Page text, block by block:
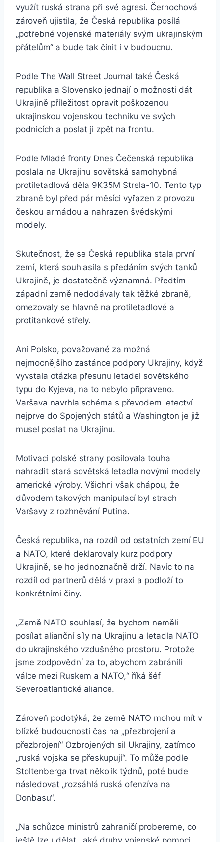
využít ruská strana při své agresi. Černochová
zároveň ujistila, že Česká republika posílá
„potřebné vojenské materiály svým ukrajinským
přátelům“ a bude tak činit i v budoucnu.
Podle The Wall Street Journal také Česká
republika a Slovensko jednají o možnosti dát
Ukrajině příležitost opravit poškozenou
ukrajinskou vojenskou techniku ​​ve svých
podnicích a poslat ji zpět na frontu.
Podle Mladé fronty Dnes Čečenská republika
poslala na Ukrajinu sovětská samohybná
protiletadlová děla 9K35M Strela-10. Tento typ
zbraně byl před pár měsíci vyřazen z provozu
českou armádou a nahrazen švédskými
modely.
Skutečnost, že se Česká republika stala první
zemí, která souhlasila s předáním svých tanků
Ukrajině, je dostatečně významná. Předtím
západní země nedodávaly tak těžké zbraně,
omezovaly se hlavně na protiletadlové a
protitankové střely.
Ani Polsko, považované za možná
nejmocnějšího zastánce podpory Ukrajiny, když
vyvstala otázka přesunu letadel sovětského
typu do Kyjeva, na to nebylo připraveno.
Varšava navrhla schéma s převodem letectví
nejprve do Spojených států a Washington je již
musel poslat na Ukrajinu.
Motivaci polské strany posilovala touha
nahradit stará sovětská letadla novými modely
americké výroby. Všichni však chápou, že
důvodem takových manipulací byl strach
Varšavy z rozhněvání Putina.
Česká republika, na rozdíl od ostatních zemí EU
a NATO, které deklarovaly kurz podpory
Ukrajině, se ho jednoznačně drží. Navíc to na
rozdíl od partnerů dělá v praxi a podloží to
konkrétními činy.
„Země NATO souhlasí, že bychom neměli
posílat alianční síly na Ukrajinu a letadla NATO
do ukrajinského vzdušného prostoru. Protože
jsme zodpovědní za to, abychom zabránili
válce mezi Ruskem a NATO,“ říká šéf
Severoatlantické aliance.
Zároveň podotýká, že země NATO mohou mít v
blízké budoucnosti čas na „přezbrojení a
přezbrojení“ Ozbrojených sil Ukrajiny, zatímco
„ruská vojska se přeskupují“. To může podle
Stoltenberga trvat několik týdnů, poté bude
následovat „rozsáhlá ruská ofenzíva na
Donbasu“.
„Na schůzce ministrů zahraničí probereme, co